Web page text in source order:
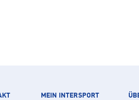
MEIN INTERSPORT